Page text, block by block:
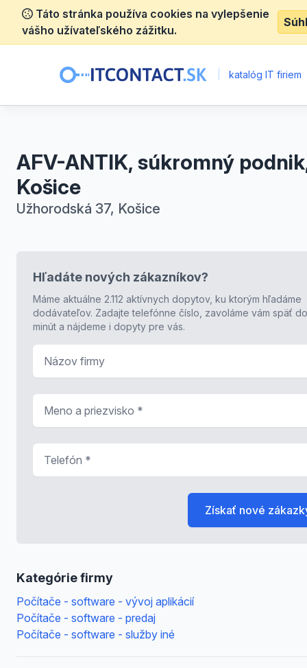
Táto stránka používa cookies na vylepšenie
vášho užívateľského zážitku.
katalóg IT firiem
AFV-ANTIK, súkromný
Košice
Užhorodská 37, Košice
Kategórie firmy
Počítače - software - vývoj aplikácií
Počítače - software - predaj
Počítače - software - služby iné
Hľadáte nových zákazníkov?
Máme aktuálne 2.112 aktívnych dopytov, ku ktorým hľadáme
dodávateľov. Zadajte telefónne číslo, zavoláme vám späť
minút a nájdeme i dopyty pre vás.
Získať nové